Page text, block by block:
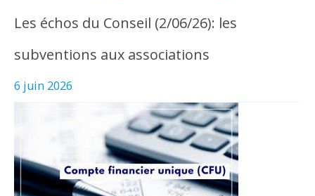
Les échos du Conseil (2/06/26): les
subventions aux associations
6 juin 2026